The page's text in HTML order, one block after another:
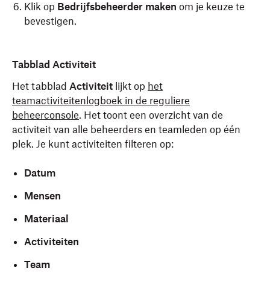
Klik op Bedrijfsbeheerder maken om je keuze te
bevestigen.
Tabblad Activiteit
Het tabblad Activiteit lijkt op het
teamactiviteitenlogboek in de reguliere
beheerconsole. Het toont een overzicht van de
activiteit van alle beheerders en teamleden op één
plek. Je kunt activiteiten filteren op:
Datum
Mensen
Materiaal
Activiteiten
Team